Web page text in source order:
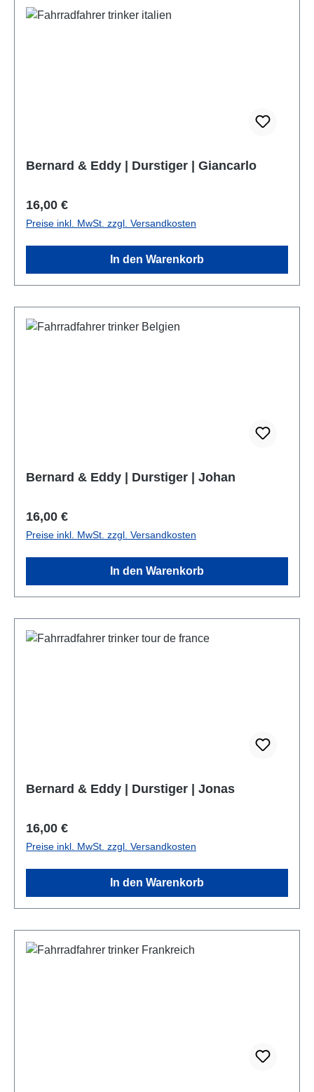
Bernard & Eddy | Durstiger | Giancarlo
Regulärer Preis:
16,00 €
Preise inkl. MwSt. zzgl. Versandkosten
In den Warenkorb
Bernard & Eddy | Durstiger | Johan
Regulärer Preis:
16,00 €
Preise inkl. MwSt. zzgl. Versandkosten
In den Warenkorb
Bernard & Eddy | Durstiger | Jonas
Regulärer Preis:
16,00 €
Preise inkl. MwSt. zzgl. Versandkosten
In den Warenkorb